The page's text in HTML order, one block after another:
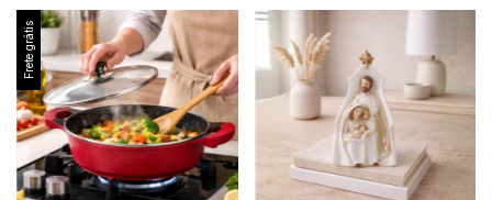
Frete grátis